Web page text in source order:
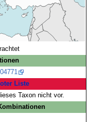
Liste
Taxon nicht vor.